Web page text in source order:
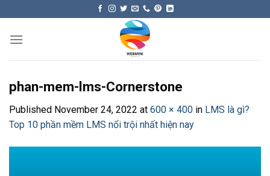
content
phan-mem-lms-Cornerstone
Published November 24, 2022 at 600 × 400 in LMS là gì?
Top 10 phần mềm LMS nổi trội nhất hiện nay